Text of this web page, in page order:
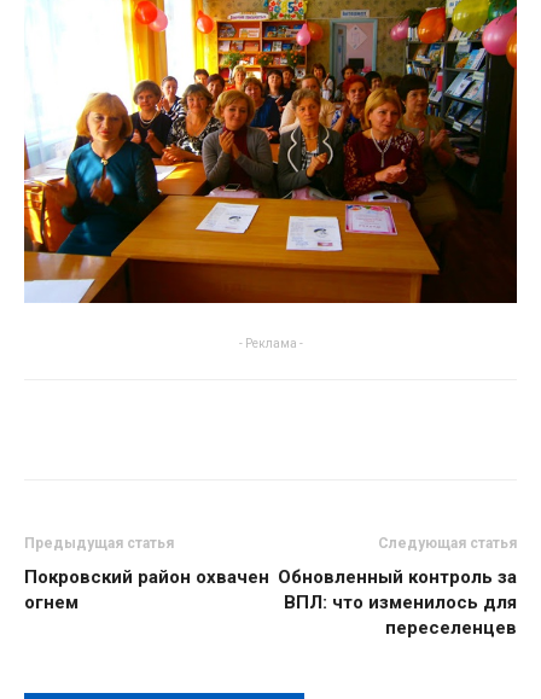
- Реклама -
Предыдущая статья
Покровский район охвачен
огнем
Следующая статья
Обновленный контроль за
ВПЛ: что изменилось для
переселенцев